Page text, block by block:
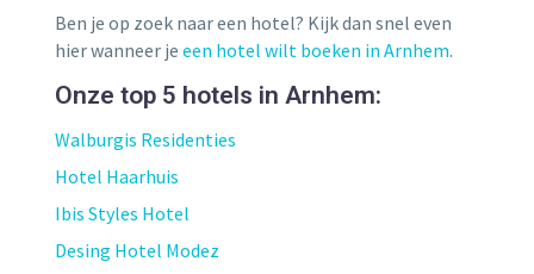
Ben je op zoek naar een hotel? Kijk dan snel even
hier wanneer je een hotel wilt boeken in Arnhem.
Onze top 5 hotels in Arnhem:
Walburgis Residenties
Hotel Haarhuis
Ibis Styles Hotel
Desing Hotel Modez